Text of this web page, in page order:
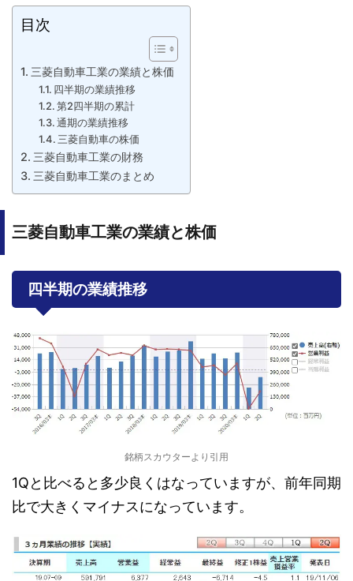
目次
三菱自動車工業の業績と株価
四半期の業績推移
第2四半期の累計
通期の業績推移
三菱自動車の株価
三菱自動車工業の財務
三菱自動車工業のまとめ
三菱自動車工業の業績と株価
四半期の業績推移
銘柄スカウターより引用
1Qと比べると多少良くはなっていますが、前年同期
比で大きくマイナスになっています。